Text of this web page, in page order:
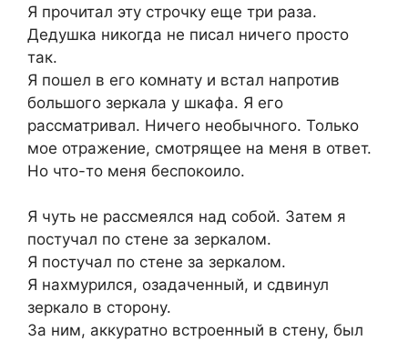
Я прочитал эту строчку еще три раза.
Дедушка никогда не писал ничего просто
так.
Я пошел в его комнату и встал напротив
большого зеркала у шкафа. Я его
рассматривал. Ничего необычного. Только
мое отражение, смотрящее на меня в ответ.
Но что-то меня беспокоило.
Я чуть не рассмеялся над собой. Затем я
постучал по стене за зеркалом.
Я постучал по стене за зеркалом.
Я нахмурился, озадаченный, и сдвинул
зеркало в сторону.
За ним, аккуратно встроенный в стену, был